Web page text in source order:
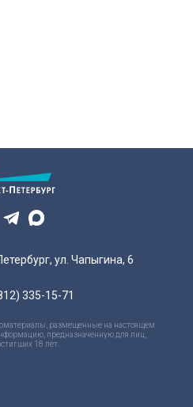
ул. Чапыгина, 6
335-15-71
размещенные на настоящем
предназначенную для лиц,
18 лет.